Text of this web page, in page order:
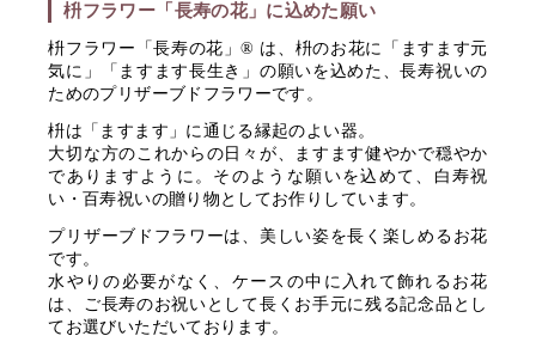
枡フラワー「長寿の花」に込めた願い
枡フラワー「長寿の花」® は、枡のお花に「ますます元
気に」「ますます長生き」の願いを込めた、長寿祝いの
ためのプリザーブドフラワーです。
枡は「ますます」に通じる縁起のよい器。
大切な方のこれからの日々が、ますます健やかで穏やか
でありますように。そのような願いを込めて、白寿祝
い・百寿祝いの贈り物としてお作りしています。
プリザーブドフラワーは、美しい姿を長く楽しめるお花
です。
水やりの必要がなく、ケースの中に入れて飾れるお花
は、ご長寿のお祝いとして長くお手元に残る記念品とし
てお選びいただいております。